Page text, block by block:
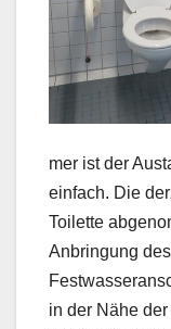
mer ist der
einfach. Die
Toilette
Anbringung des
in der Nähe